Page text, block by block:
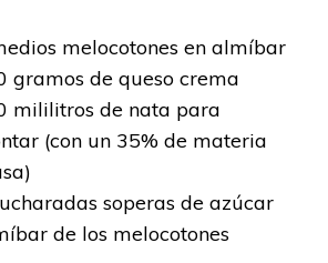
melocotones en almíbar
gramos de queso crema
mililitros de nata para
(con un 35% de materia
soperas de azúcar
de los melocotones